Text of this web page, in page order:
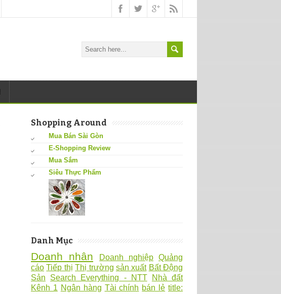
Shopping Around
Mua Bán Sài Gòn
E-Shopping Review
Mua Sắm
Siêu Thực Phẩm
Danh Mục
Doanh nhân Doanh nghiệp Quảng
cáo Tiếp thị Thị trường sản xuất Bất Động
Sản
Search Everything - NTT
Nhà đất
Kênh 1 Ngân hàng Tài chính bán lẻ title: